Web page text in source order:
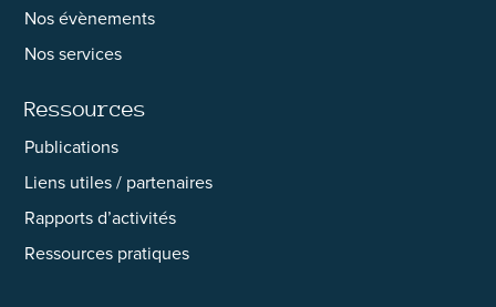
Nos évènements
Nos services
Ressources
Publications
Liens utiles / partenaires
Rapports d’activités
Ressources pratiques